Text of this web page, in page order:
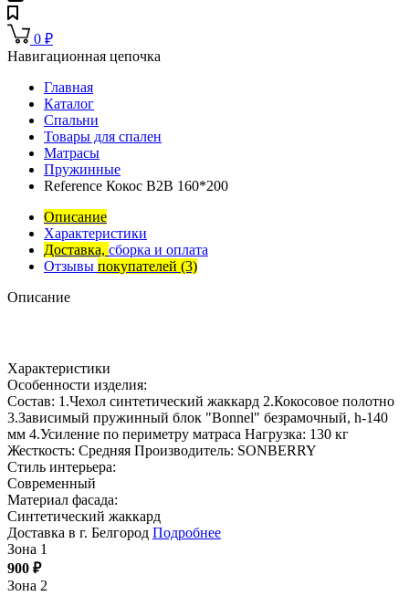
0 ₽
Навигационная цепочка
Главная
Каталог
Спальни
Товары для спален
Матрасы
Пружинные
Reference Кокос В2В 160*200
Описание
Характеристики
Доставка, сборка и оплата
Отзывы покупателей (3)
Описание
Характеристики
Особенности изделия:
Состав: 1.Чехол синтетический жаккард 2.Кокосовое полотно
3.Зависимый пружинный блок "Bonnel" безрамочный, h-140
мм 4.Усиление по периметру матраса Нагрузка: 130 кг
Жесткость: Средняя Производитель: SONBERRY
Стиль интерьера:
Современный
Материал фасада:
Синтетический жаккард
Доставка в г. Белгород Подробнее
Зона 1
900 ₽
Зона 2